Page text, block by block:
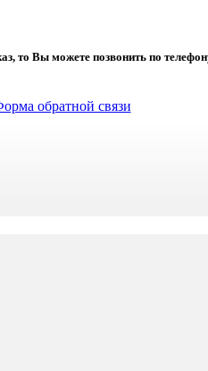
то Вы можете позвонить по
обратной связи